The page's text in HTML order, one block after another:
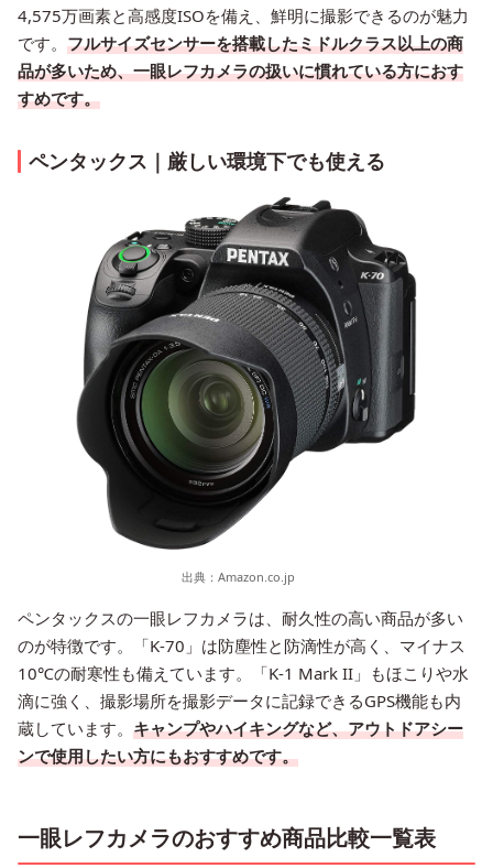
4,575万画素と高感度ISOを備え、鮮明に撮影できるのが魅力
です。 フルサイズセンサーを搭載したミドルクラス以上の商
品が多いため、一眼レフカメラの扱いに慣れている方におす
すめです。
ペンタックス｜厳しい環境下でも使える
出典： Amazon.co.jp
ペンタックスの一眼レフカメラは、耐久性の高い商品が多い
のが特徴です。「K-70」は防塵性と防滴性が高く、マイナス
10℃の耐寒性も備えています。「K-1 Mark II」もほこりや水
滴に強く、撮影場所を撮影データに記録できるGPS機能も内
蔵しています。 キャンプやハイキングなど、アウトドアシー
ンで使用したい方にもおすすめです。
一眼レフカメラのおすすめ商品比較一覧表